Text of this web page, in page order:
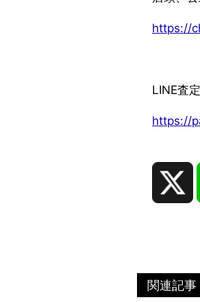
https://
LINE査
https://
関連記事